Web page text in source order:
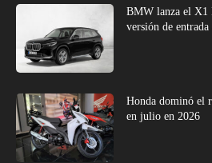
BMW lanza el X1
versión de
Honda dominó el
en julio en 2026